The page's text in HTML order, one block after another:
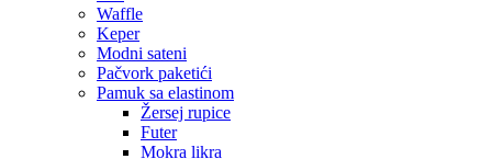
waffle
keper
modni sateni
pačvork paketići
pamuk sa elastinom
žersej rupice
futer
mokra likra